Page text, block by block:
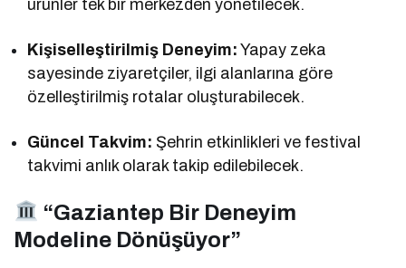
ürünler tek bir merkezden yönetilecek.
Kişiselleştirilmiş Deneyim: Yapay zeka
sayesinde ziyaretçiler, ilgi alanlarına göre
özelleştirilmiş rotalar oluşturabilecek.
Güncel Takvim: Şehrin etkinlikleri ve festival
takvimi anlık olarak takip edilebilecek.
“Gaziantep Bir Deneyim
Modeline Dönüşüyor”